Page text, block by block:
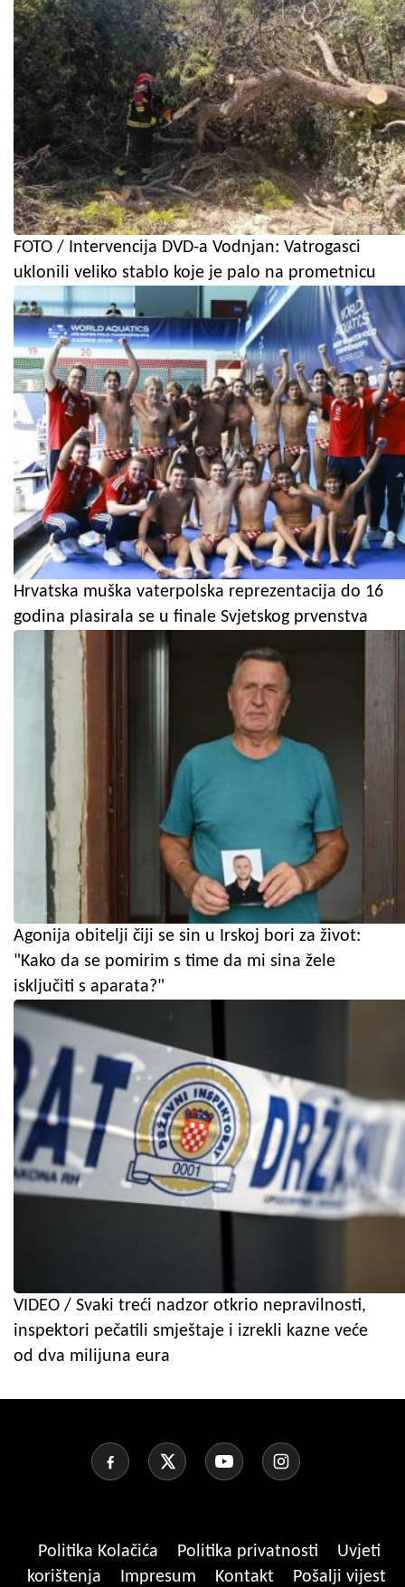
FOTO / Intervencija DVD-a Vodnjan: Vatrogasci
uklonili veliko stablo koje je palo na prometnicu
Hrvatska muška vaterpolska reprezentacija do 16
godina plasirala se u finale Svjetskog prvenstva
Agonija obitelji čiji se sin u Irskoj bori za život:
"Kako da se pomirim s time da mi sina žele
isključiti s aparata?"
VIDEO / Svaki treći nadzor otkrio nepravilnosti,
inspektori pečatili smještaje i izrekli kazne veće
od dva milijuna eura
Politika Kolačića Politika privatnosti
Uvjeti
korištenja
Impresum Kontakt
Pošalji vijest